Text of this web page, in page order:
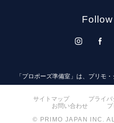
郡山モルティ店
いわき店
「プロポーズ準備室」は、プリモ
サイトマップ プライバ
お問い合わせ
© PRIMO JAPAN INC.